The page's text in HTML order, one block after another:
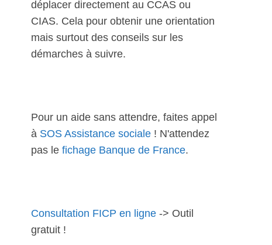
déplacer directement au CCAS ou
CIAS. Cela pour obtenir une orientation
mais surtout des conseils sur les
démarches à suivre.
Pour un aide sans attendre, faites appel
à SOS Assistance sociale ! N'attendez
pas le fichage Banque de France.
Consultation FICP en ligne -> Outil
gratuit !